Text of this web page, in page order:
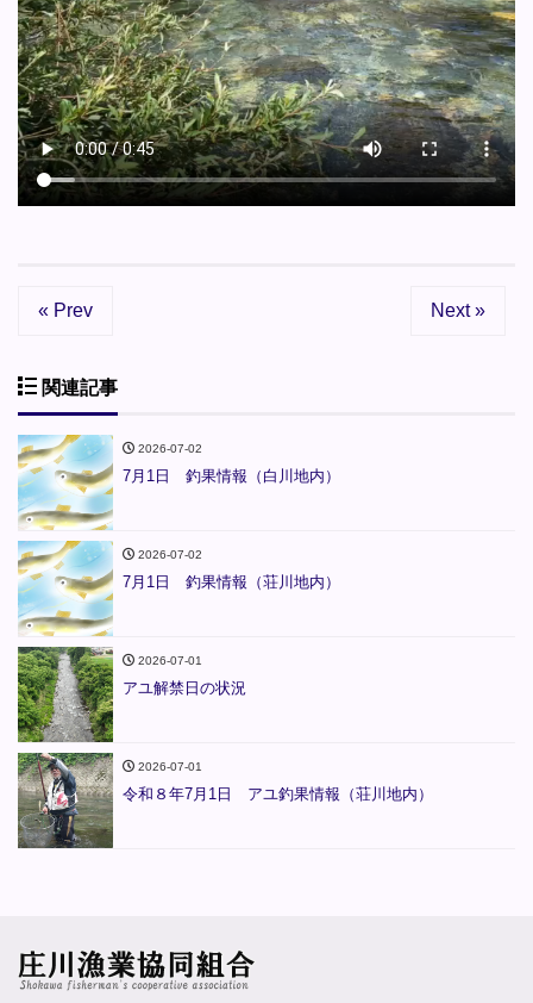
« Prev Next »
関連記事
2026-07-02
7月1日 釣果情報（白川地内）
2026-07-02
7月1日 釣果情報（荘川地内）
2026-07-01
アユ解禁日の状況
2026-07-01
令和８年7月1日 アユ釣果情報（荘川地内）